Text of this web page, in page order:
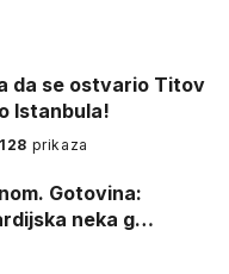
da se ostvario Titov
Istanbula!
prikaza
neka g…